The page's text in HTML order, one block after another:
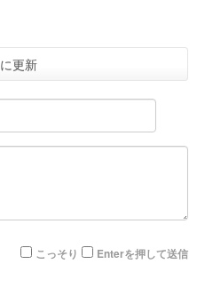
更新
こっそり Enterを押して送信